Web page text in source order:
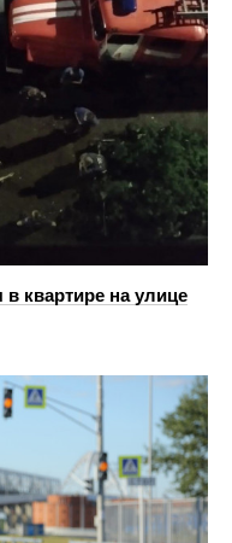
квартире на улице